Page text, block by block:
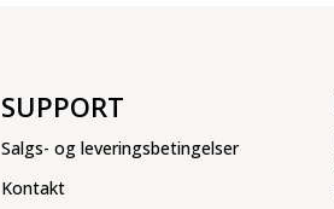
SUPPORT
Salgs- og leveringsbetingelser
Kontakt